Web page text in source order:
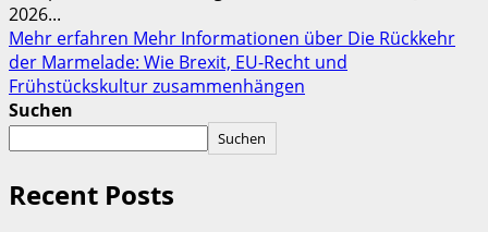
2026...
Mehr erfahren Mehr Informationen über Die Rückkehr
der Marmelade: Wie Brexit, EU‑Recht und
Frühstückskultur zusammenhängen
Suchen
Suchen
Recent Posts